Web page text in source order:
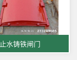
止水铸铁闸门